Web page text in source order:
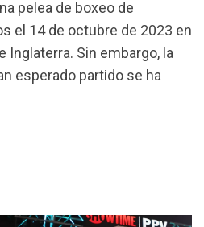
pelea de boxeo de
el 14 de octubre de 2023 en
Inglaterra. Sin embargo, la
esperado partido se ha